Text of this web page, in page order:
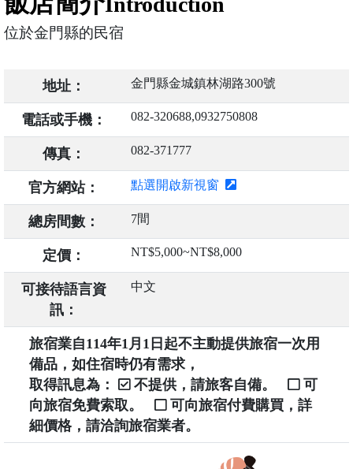
位於金門縣的民宿
地址： 金門縣金城鎮林湖路300號
電話或手機： 082-320688,0932750808
傳真： 082-371777
官方網站： 點選開啟新視窗
總房間數： 7間
定價： NT$5,000~NT$8,000
可接待語言資
訊：
中文
旅宿業自114年1月1日起不主動提供旅宿一次用
備品，如住宿時仍有需求，
取得訊息為：
不提供，請旅客自備。
可
向旅宿免費索取。
可向旅宿付費購買，詳
細價格，請洽詢旅宿業者。